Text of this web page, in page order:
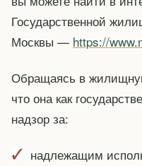
Государственной
Москвы — https://
Обращаясь в
что она как
надзор за:
надлежащим